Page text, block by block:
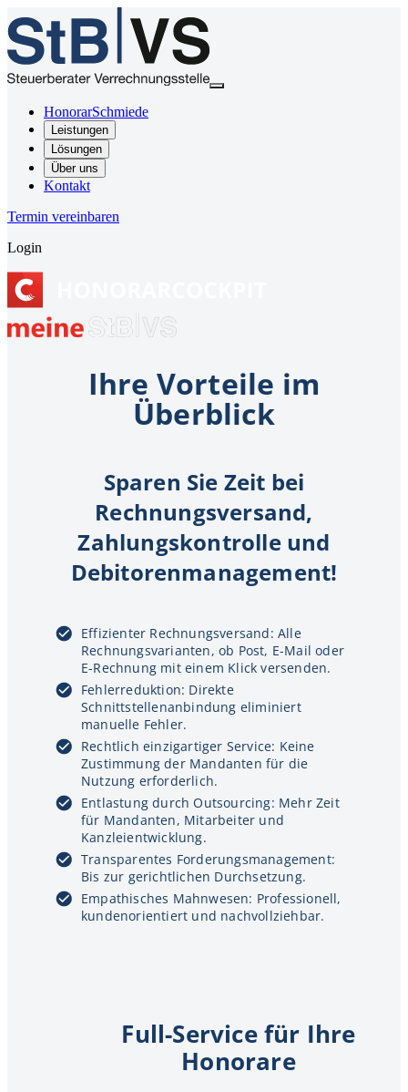
HonorarSchmiede
Leistungen
Lösungen
Über uns
Kontakt
Termin vereinbaren
Login
Ihre Vorteile im
Überblick
Sparen Sie Zeit bei
Rechnungsversand,
Zahlungskontrolle und
Debitorenmanagement!
Effizienter Rechnungsversand: Alle
Rechnungsvarianten, ob Post, E-Mail oder
E-Rechnung mit einem Klick versenden.
Fehlerreduktion: Direkte
Schnittstellenanbindung eliminiert
manuelle Fehler.
Rechtlich einzigartiger Service: Keine
Zustimmung der Mandanten für die
Nutzung erforderlich.
Entlastung durch Outsourcing: Mehr Zeit
für Mandanten, Mitarbeiter und
Kanzleientwicklung.
Transparentes Forderungsmanagement:
Bis zur gerichtlichen Durchsetzung.
Empathisches Mahnwesen: Professionell,
kundenorientiert und nachvollziehbar.
Full-Service für Ihre
Honorare